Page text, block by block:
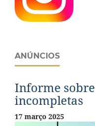
ANÚNCIOS
Informe
incompletas
17 março 2025